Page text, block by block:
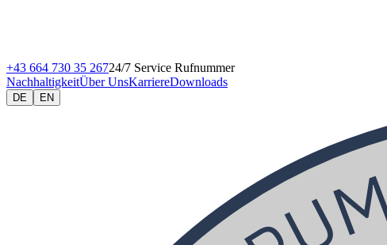
+43 664 730 35 26724/7 Service Rufnummer
NachhaltigkeitÜber UnsKarriereDownloads
DE EN